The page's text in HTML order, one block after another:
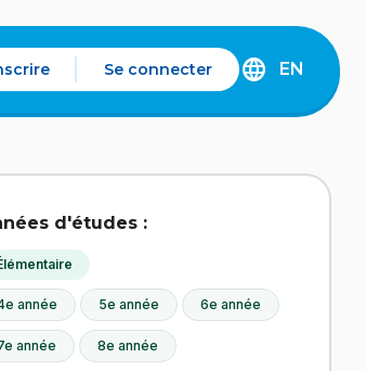
Se connecter
DISCOVER
EN
d'études :
année 5e année 6e année
année 8e année